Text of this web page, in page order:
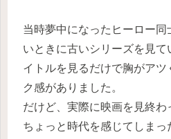
当時夢中になったヒーロー
いときに古いシリーズを見て
イトルを見るだけで胸がアツ
ク感がありました。
だけど、実際に映画を見終
ちょっと時代を感じてしまっ